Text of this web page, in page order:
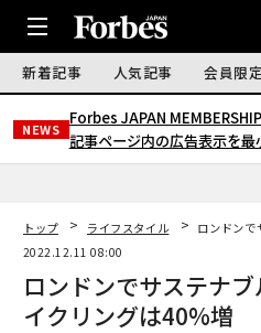
新着記事 人気記事 会員限
NEWS
Forbes JAPAN
記事ページ内の広告表示を最
トップ ライフスタイル
ロンドンで
2022.12.11 08:00
ロンドンでサステナ
イクリングは40%増